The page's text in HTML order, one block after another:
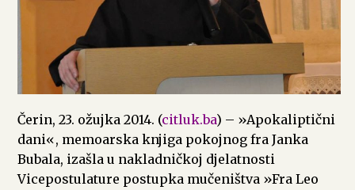
Čerin, 23. ožujka 2014. (citluk.ba) – »Apokaliptični
dani«, memoarska knjiga pokojnog fra Janka
Bubala, izašla u nakladničkoj djelatnosti
Vicepostulature postupka mučeništva »Fra Leo